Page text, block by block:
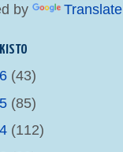
by Translate
(43)
(85)
(112)